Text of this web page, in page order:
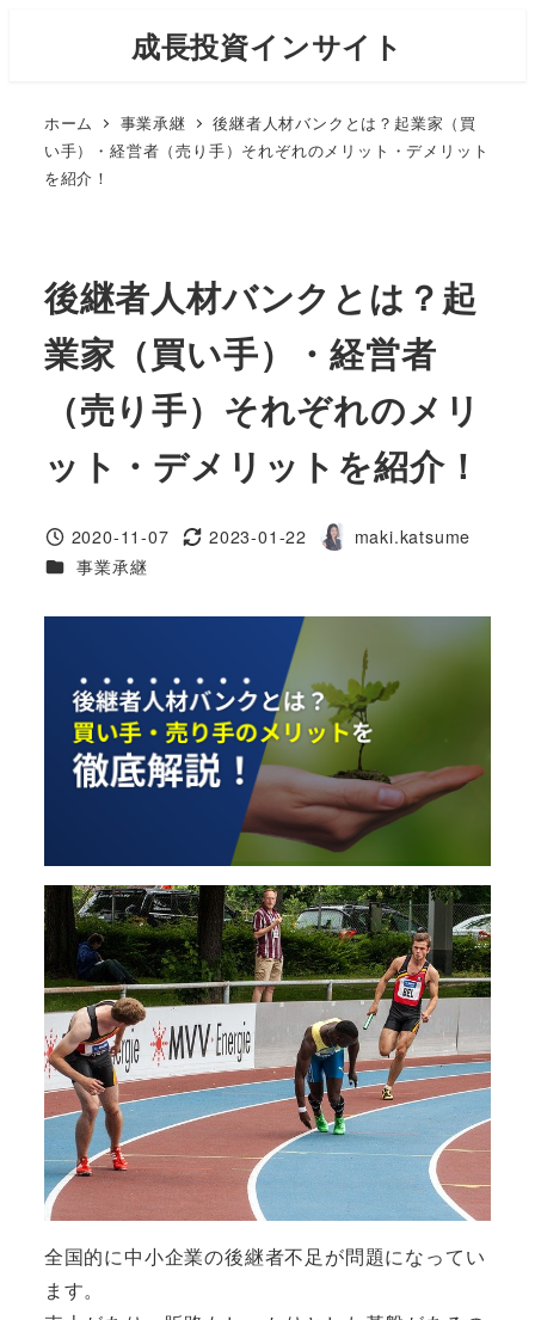
成長投資インサイト
ホーム 事業承継
後継者人材バンクとは？起業家（買
い手）・経営者（売り手）それぞれのメリット・デメリット
を紹介！
後継者人材バンクとは？起
業家（買い手）・経営者
（売り手）それぞれのメリ
ット・デメリットを紹介！
投稿日
2020-11-07
更新日
2023-01-22
著
maki.katsume
カテゴリー
事業承継
全国的に中小企業の後継者不足が問題になってい
ます。